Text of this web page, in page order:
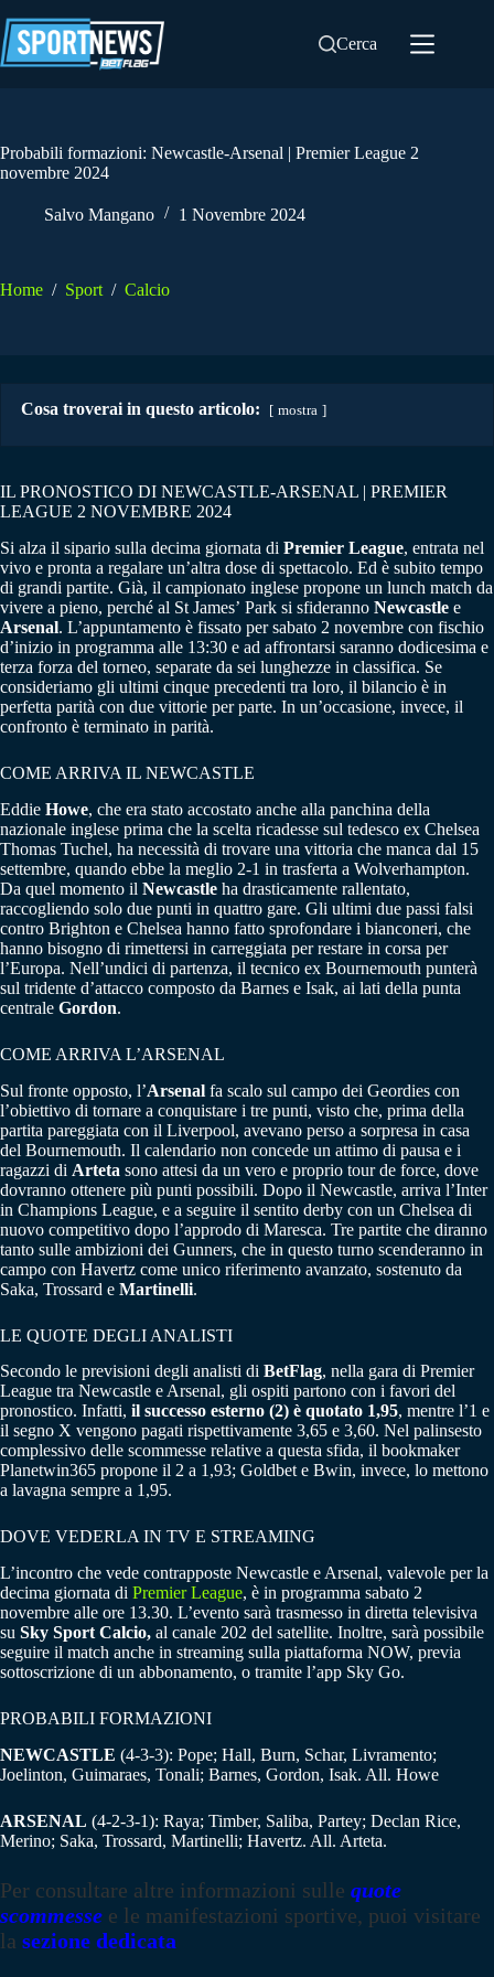
al
contenuto
Cerca
Probabili formazioni: Newcastle-Arsenal | Premier League 2
novembre 2024
Salvo Mangano 1 Novembre 2024
Home / Sport / Calcio
Cosa troverai in questo articolo: mostra
IL PRONOSTICO DI NEWCASTLE-ARSENAL | PREMIER
LEAGUE 2 NOVEMBRE 2024
Si alza il sipario sulla decima giornata di Premier League, entrata nel
vivo e pronta a regalare un’altra dose di spettacolo. Ed è subito tempo
di grandi partite. Già, il campionato inglese propone un lunch match da
vivere a pieno, perché al St James’ Park si sfideranno Newcastle e
Arsenal. L’appuntamento è fissato per sabato 2 novembre con fischio
d’inizio in programma alle 13:30 e ad affrontarsi saranno dodicesima e
terza forza del torneo, separate da sei lunghezze in classifica. Se
consideriamo gli ultimi cinque precedenti tra loro, il bilancio è in
perfetta parità con due vittorie per parte. In un’occasione, invece, il
confronto è terminato in parità.
COME ARRIVA IL NEWCASTLE
Eddie Howe, che era stato accostato anche alla panchina della
nazionale inglese prima che la scelta ricadesse sul tedesco ex Chelsea
Thomas Tuchel, ha necessità di trovare una vittoria che manca dal 15
settembre, quando ebbe la meglio 2-1 in trasferta a Wolverhampton.
Da quel momento il Newcastle ha drasticamente rallentato,
raccogliendo solo due punti in quattro gare. Gli ultimi due passi falsi
contro Brighton e Chelsea hanno fatto sprofondare i bianconeri, che
hanno bisogno di rimettersi in carreggiata per restare in corsa per
l’Europa. Nell’undici di partenza, il tecnico ex Bournemouth punterà
sul tridente d’attacco composto da Barnes e Isak, ai lati della punta
centrale Gordon.
COME ARRIVA L’ARSENAL
Sul fronte opposto, l’Arsenal fa scalo sul campo dei Geordies con
l’obiettivo di tornare a conquistare i tre punti, visto che, prima della
partita pareggiata con il Liverpool, avevano perso a sorpresa in casa
del Bournemouth. Il calendario non concede un attimo di pausa e i
ragazzi di Arteta sono attesi da un vero e proprio tour de force, dove
dovranno ottenere più punti possibili. Dopo il Newcastle, arriva l’Inter
in Champions League, e a seguire il sentito derby con un Chelsea di
nuovo competitivo dopo l’approdo di Maresca. Tre partite che diranno
tanto sulle ambizioni dei Gunners, che in questo turno scenderanno in
campo con Havertz come unico riferimento avanzato, sostenuto da
Saka, Trossard e Martinelli.
LE QUOTE DEGLI ANALISTI
Secondo le previsioni degli analisti di BetFlag, nella gara di Premier
League tra Newcastle e Arsenal, gli ospiti partono con i favori del
pronostico. Infatti, il successo esterno (2) è quotato 1,95, mentre l’1 e
il segno X vengono pagati rispettivamente 3,65 e 3,60. Nel palinsesto
complessivo delle scommesse relative a questa sfida, il bookmaker
Planetwin365 propone il 2 a 1,93; Goldbet e Bwin, invece, lo mettono
a lavagna sempre a 1,95.
DOVE VEDERLA IN TV E STREAMING
L’incontro che vede contrapposte Newcastle e Arsenal, valevole per la
decima giornata di Premier League, è in programma sabato 2
novembre alle ore 13.30. L’evento sarà trasmesso in diretta televisiva
su Sky Sport Calcio, al canale 202 del satellite. Inoltre, sarà possibile
seguire il match anche in streaming sulla piattaforma NOW, previa
sottoscrizione di un abbonamento, o tramite l’app Sky Go.
PROBABILI FORMAZIONI
NEWCASTLE (4-3-3): Pope; Hall, Burn, Schar, Livramento;
Joelinton, Guimaraes, Tonali; Barnes, Gordon, Isak. All. Howe
ARSENAL (4-2-3-1): Raya; Timber, Saliba, Partey; Declan Rice,
Merino; Saka, Trossard, Martinelli; Havertz. All. Arteta.
Per consultare altre informazioni sulle quote
scommesse e le manifestazioni sportive, puoi visitare
la sezione dedicata